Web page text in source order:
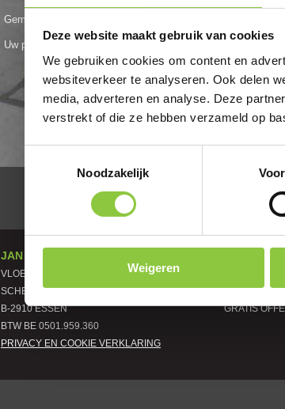
Deze website maakt gebruik van cookies
We gebruiken cookies om content en
websiteverkeer te analyseren. Ook delen
media, adverteren en analyse. Deze
verstrekt of die ze hebben verzameld op
Noodzakelijk
Weigeren
Gemeente (*)
Uw project of vraag
JAN VAN DEN BULCK
VLOER- EN TEGELWERKEN BV
SCHELPHEUVELSTRAAT 41 B
B-2910 ESSEN
BTW BE 0501.959.360
PRIVACY EN COOKIE VERKLARING
E-MAIL:
GRATIS